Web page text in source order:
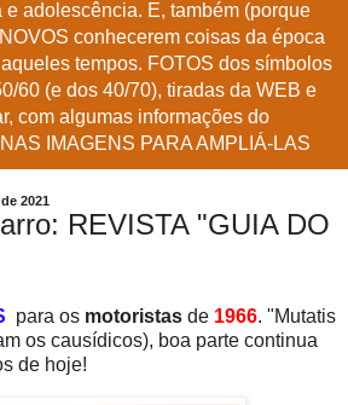
adolescência. E, também (porque
conhecerem coisas da época
tempos. FOTOS dos símbolos
60 (e dos 40/70), tiradas da WEB e
com algumas informações do
IMAGENS PARA AMPLIÁ-LAS
2021
REVISTA "GUIA DO
para os motoristas de 1966. "Mutatis
os causídicos), boa parte continua
de hoje!